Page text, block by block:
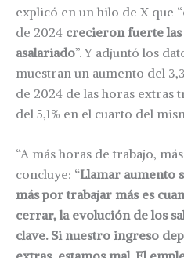
explicó en un hilo de X que
de 2024 crecieron fuerte las
asalariado”. Y adjuntó los
muestran un aumento del
de 2024 de las horas extras
del 5,1% en el cuarto del
“A más horas de trabajo,
concluye: “Llamar aumento
más por trabajar más es
cerrar, la evolución de los
clave. Si nuestro ingreso